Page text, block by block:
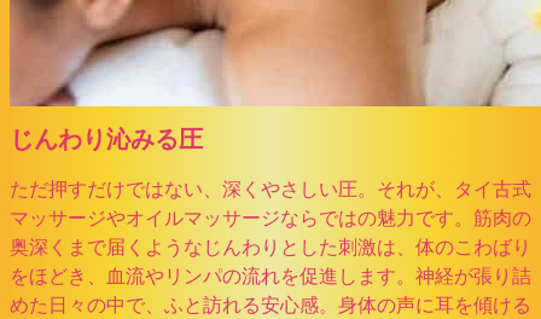
じんわり沁みる圧
ただ押すだけではない、深くやさしい圧。それが、タイ古式
マッサージやオイルマッサージならではの魅力です。筋肉の
奥深くまで届くようなじんわりとした刺激は、体のこわばり
をほどき、血流やリンパの流れを促進します。神経が張り詰
めた日々の中で、ふと訪れる安心感。身体の声に耳を傾ける